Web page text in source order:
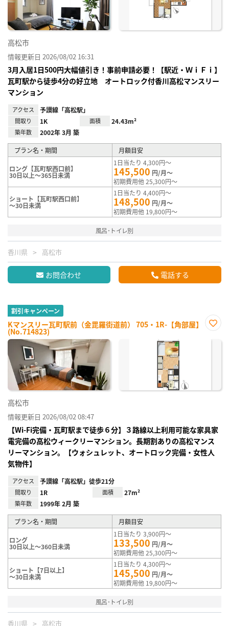
高松市
情報更新日 2026/08/02 16:31
3月入居1日500円大幅値引き！事前申請必要！【駅近・ＷｉＦｉ】
瓦町駅から徒歩4分の好立地 オートロック付香川高松マンスリー
マンション
アクセス 予讃線「高松駅」
間取り 1K 面積 24.43m²
築年数 2002年 3月 築
プラン名・期間 月額目安
ロング【瓦町駅西口前】
30日以上～365日未満
1日当たり 4,300円～
145,500 円/月～
初期費用他 25,300円～
ショート【瓦町駅西口前】
～30日未満
1日当たり 4,400円～
148,500 円/月～
初期費用他 19,800円～
風呂･トイレ別
香川県 高松市
お問合わせ 電話する
割引キャンペーン
Kマンスリー瓦町駅前（金毘羅街道前） 705・1R-【角部屋】
(No.714823)
に入
高松市
情報更新日 2026/08/02 08:47
【Wi-Fi完備・瓦町駅まで徒歩６分】３路線以上利用可能な家具家
電完備の高松ウィークリーマンション。長期割ありの高松マンス
リーマンション。【ウォシュレット、オートロック完備・女性人
気物件】
アクセス 予讃線「高松駅」徒歩21分
間取り 1R 面積 27m²
築年数 1999年 2月 築
プラン名・期間 月額目安
ロング
30日以上～360日未満
1日当たり 3,900円～
133,500 円/月～
初期費用他 25,300円～
ショート【7日以上】
～30日未満
1日当たり 4,300円～
145,500 円/月～
初期費用他 19,800円～
風呂･トイレ別
香川県 高松市